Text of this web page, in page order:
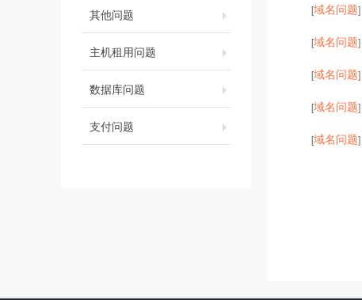
其他问题
主机租用问题
数据库问题
支付问题
[域名问题]
[域名问题]
[域名问题]
[域名问题]
[域名问题]